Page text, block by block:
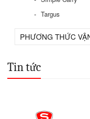
Targus
PHƯƠNG THỨC
Tin tức